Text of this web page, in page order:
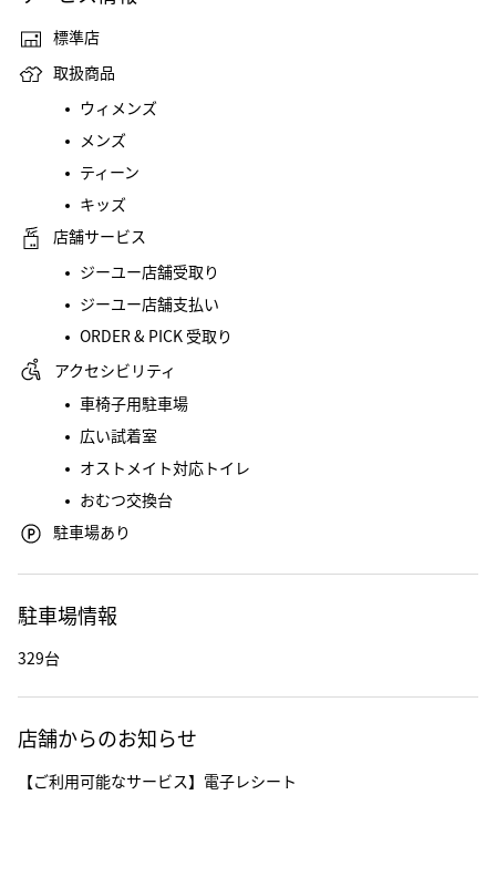
標準店
取扱商品
ウィメンズ
メンズ
ティーン
キッズ
店舗サービス
ジーユー店舗受取り
ジーユー店舗支払い
ORDER & PICK 受取り
アクセシビリティ
車椅子用駐車場
広い試着室
オストメイト対応トイレ
おむつ交換台
駐車場あり
駐車場情報
329台
店舗からのお知らせ
【ご利用可能なサービス】電子レシート